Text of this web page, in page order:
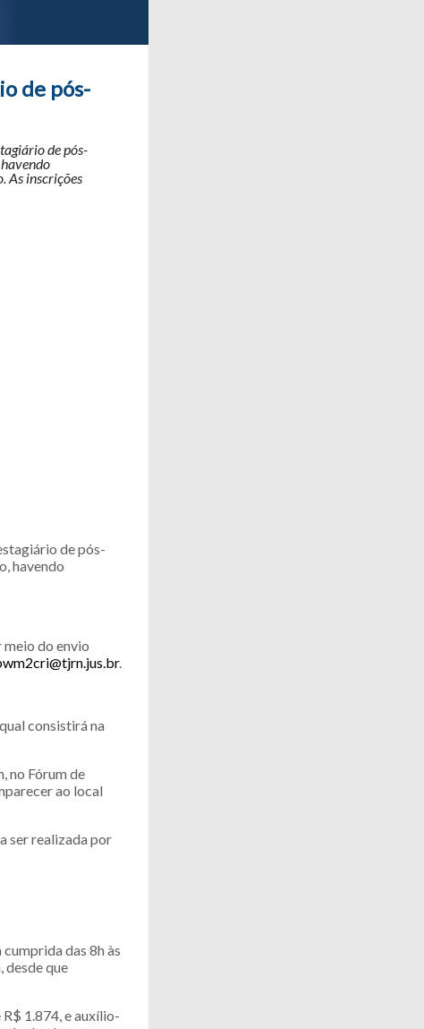
de pós-
de pós-
As inscrições
de pós-
havendo
do envio
.
consistirá na
no Fórum de
ao local
ser realizada por
das 8h às
desde que
1.874, e auxílio-